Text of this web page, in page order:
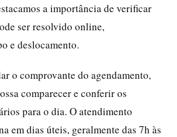
a importância de verificar
ser resolvido online,
e deslocamento.
o comprovante do agendamento,
comparecer e conferir os
para o dia. O atendimento
em dias úteis, geralmente das 7h às